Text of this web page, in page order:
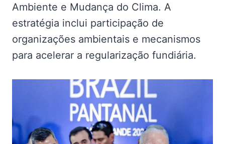
Ambiente e Mudança do Clima. A
estratégia inclui participação de
organizações ambientais e mecanismos
para acelerar a regularização fundiária.